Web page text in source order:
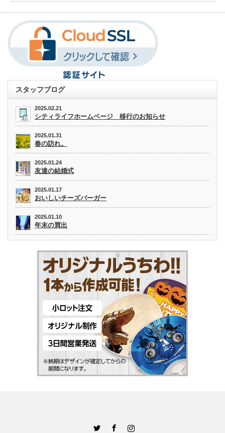
スタッフブログ
2025.02.21
シティライフホームページ 移行のお知らせ
2025.01.31
春の訪れ。
2025.01.24
友達の結婚式
2025.01.17
おいしいチーズバーガー
2025.01.10
年末の買出